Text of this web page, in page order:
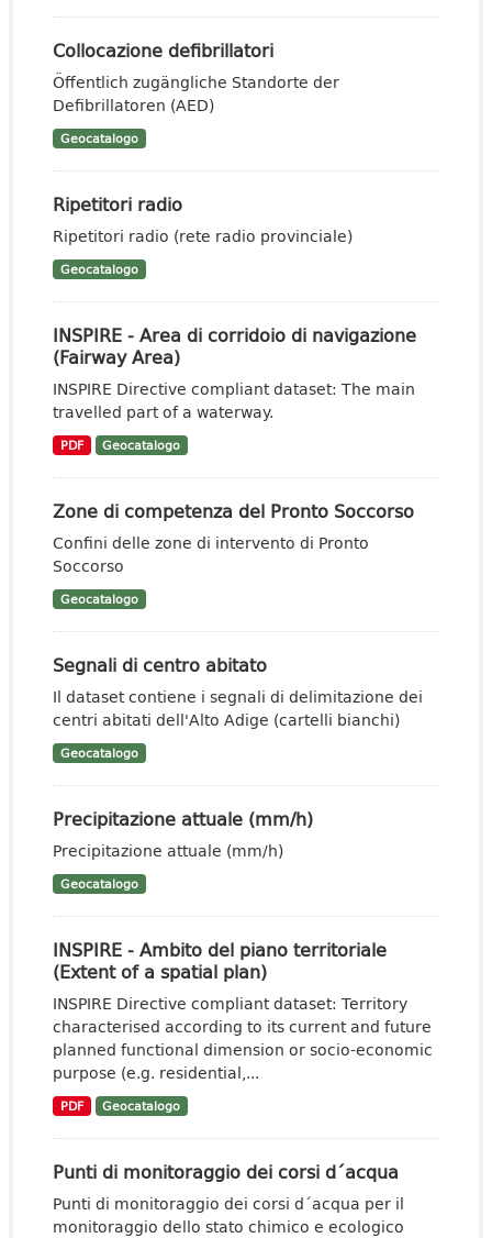
Collocazione defibrillatori
Öffentlich zugängliche Standorte der
Defibrillatoren (AED)
Geocatalogo
Ripetitori radio
Ripetitori radio (rete radio provinciale)
Geocatalogo
INSPIRE - Area di corridoio di navigazione
(Fairway Area)
INSPIRE Directive compliant dataset: The main
travelled part of a waterway.
PDF Geocatalogo
Zone di competenza del Pronto Soccorso
Confini delle zone di intervento di Pronto
Soccorso
Geocatalogo
Segnali di centro abitato
Il dataset contiene i segnali di delimitazione dei
centri abitati dell'Alto Adige (cartelli bianchi)
Geocatalogo
Precipitazione attuale (mm/h)
Precipitazione attuale (mm/h)
Geocatalogo
INSPIRE - Ambito del piano territoriale
(Extent of a spatial plan)
INSPIRE Directive compliant dataset: Territory
characterised according to its current and future
planned functional dimension or socio-economic
purpose (e.g. residential,...
PDF Geocatalogo
Punti di monitoraggio dei corsi d´acqua
Punti di monitoraggio dei corsi d´acqua per il
monitoraggio dello stato chimico e ecologico